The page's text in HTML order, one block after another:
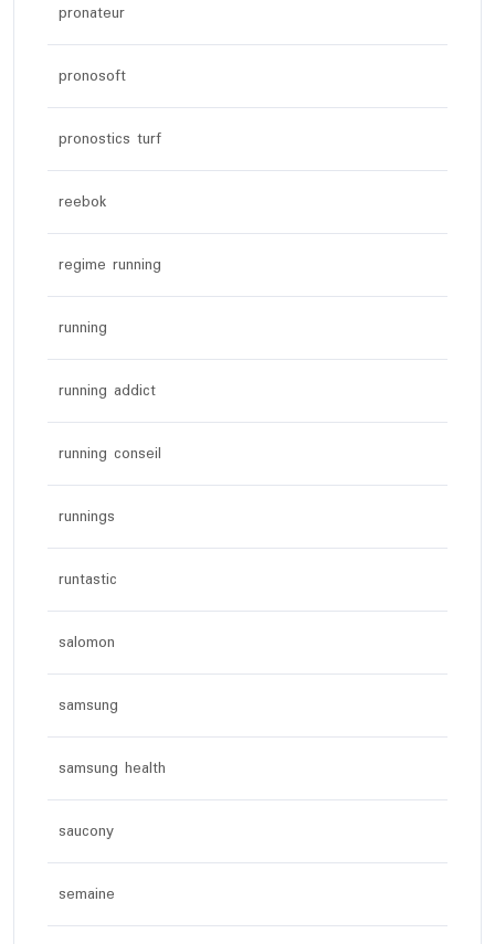
pronateur
pronosoft
pronostics turf
reebok
regime running
running
running addict
running conseil
runnings
runtastic
salomon
samsung
samsung health
saucony
semaine